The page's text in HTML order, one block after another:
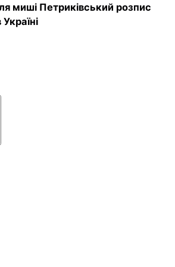
миші Петриківський розпис